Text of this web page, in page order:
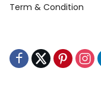
Term & Condition